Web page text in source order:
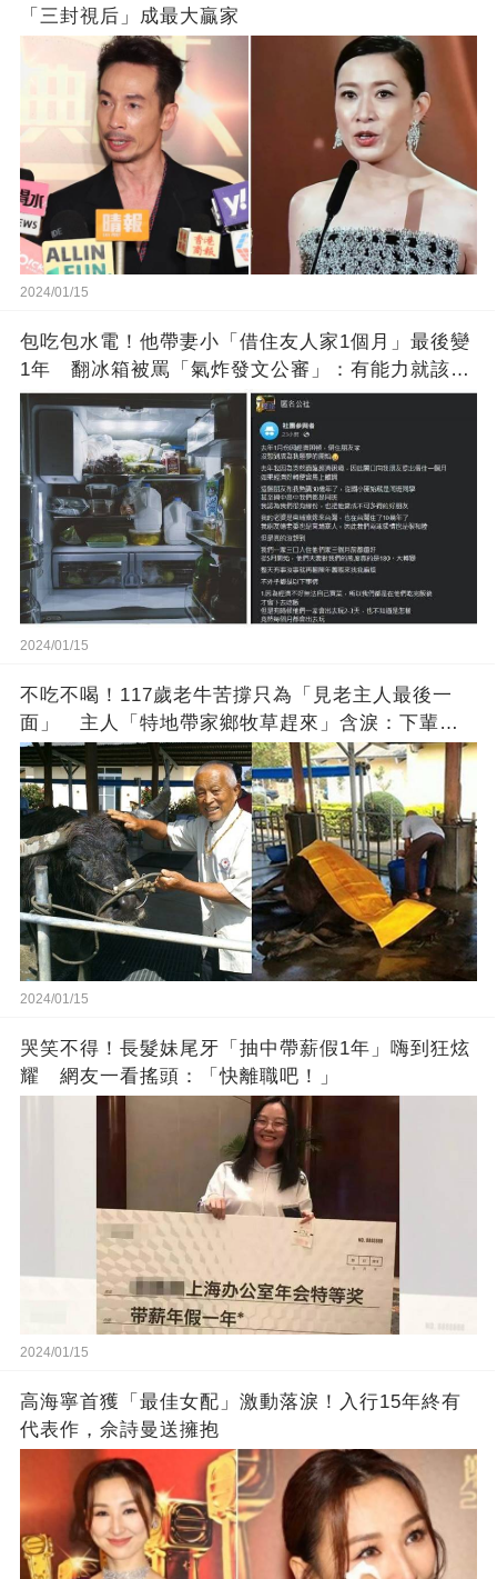
「三封視后」成最大贏家
2024/01/15
包吃包水電！他帶妻小「借住友人家1個月」最後變
1年 翻冰箱被罵「氣炸發文公審」：有能力就該大
方
2024/01/15
不吃不喝！117歲老牛苦撐只為「見老主人最後一
面」 主人「特地帶家鄉牧草趕來」含淚：下輩子
找個好人家
2024/01/15
哭笑不得！長髮妹尾牙「抽中帶薪假1年」嗨到狂炫
耀 網友一看搖頭：「快離職吧！」
2024/01/15
高海寧首獲「最佳女配」激動落淚！入行15年終有
代表作，佘詩曼送擁抱